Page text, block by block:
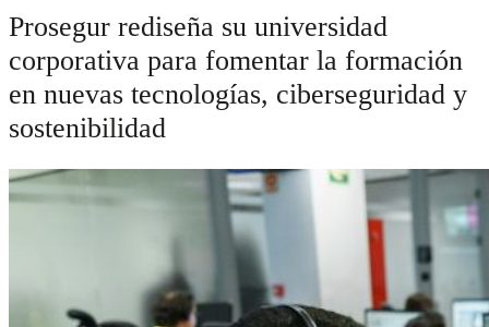
Prosegur rediseña su universidad
corporativa para fomentar la formación
en nuevas tecnologías, ciberseguridad y
sostenibilidad